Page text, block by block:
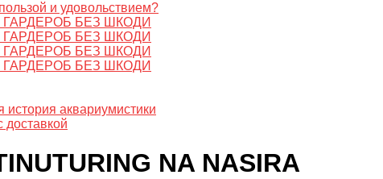
и удовольствием?
БЕЗ ШКОДИ
БЕЗ ШКОДИ
БЕЗ ШКОДИ
БЕЗ ШКОДИ
аквариумистики
NA NASIRA